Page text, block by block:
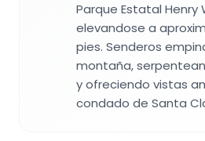
Parque Estatal Henry
elevandose a
pies. Senderos
montaña,
y ofreciendo vistas
condado de Santa